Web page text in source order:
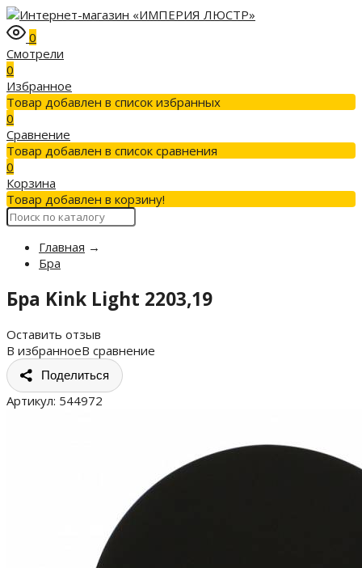
0
Смотрели
0
Избранное
Товар добавлен в список избранных
0
Сравнение
Товар добавлен в список сравнения
0
Корзина
Товар добавлен в корзину!
Главная →
Бра
Бра Kink Light 2203,19
Оставить отзыв
В избранноеВ сравнение
Поделиться
Артикул: 544972